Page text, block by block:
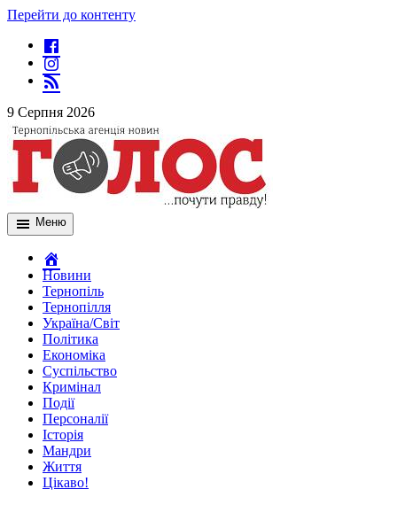
Перейти до контенту
9 Серпня 2026
Меню
Новини
Тернопіль
Тернопілля
Україна/Світ
Політика
Економіка
Суспільство
Кримінал
Події
Персоналії
Історія
Мандри
Життя
Цікаво!